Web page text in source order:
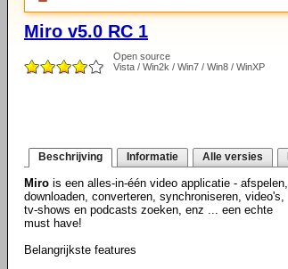
Miro v5.0 RC 1
Open source
Vista / Win2k / Win7 / Win8 / WinXP
Beschrijving Informatie Alle versies
Miro is een alles-in-één video applicatie - afspelen,
downloaden, converteren, synchroniseren, video's,
tv-shows en podcasts zoeken, enz ... een echte
must have!
Belangrijkste features